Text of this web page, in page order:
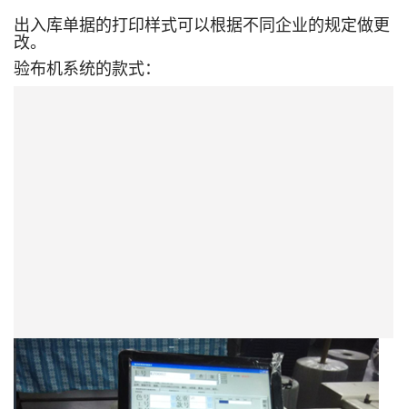
出入库单据的打印样式可以根据不同企业的规定做更
改。
验布机系统的款式：